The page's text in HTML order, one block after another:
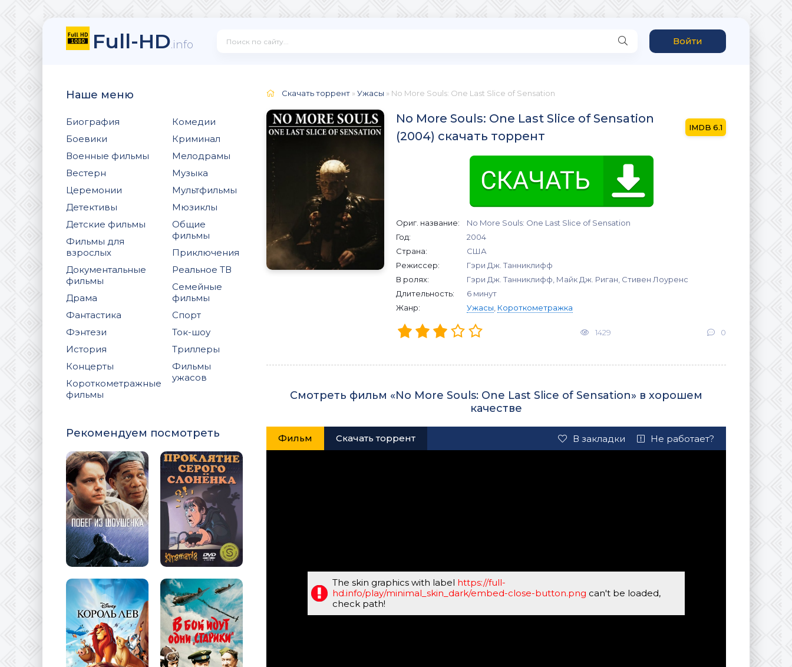
Full-HD.info Войти
Наше меню
Биография
Боевики
Военные фильмы
Вестерн
Церемонии
Детективы
Детские фильмы
Фильмы для
взрослых
Документальные
фильмы
Драма
Фантастика
Фэнтези
История
Концерты
Короткометражные
фильмы
Комедии
Криминал
Мелодрамы
Музыка
Мультфильмы
Мюзиклы
Общие
фильмы
Приключения
Реальное ТВ
Семейные
фильмы
Спорт
Ток-шоу
Триллеры
Фильмы
ужасов
Рекомендуем посмотреть
Скачать торрент »Ужасы » No More Souls: One Last Slice of Sensation
No More Souls: One Last Slice of Sensation
(2004) скачать торрент
6.1
Ориг. название:
No More Souls: One Last Slice of Sensation
Год:
2004
Страна:
США
Режиссер:
Гэри Дж. Танниклифф
В ролях:
Гэри Дж. Танниклифф, Майк Дж. Риган, Стивен Лоуренс
Длительность:
6 минут
Жанр:
Ужасы Короткометражка
1429 0
Смотреть фильм «No More Souls: One Last Slice of Sensation» в хорошем
качестве
Фильм Скачать торрент В закладки Не работает?
The skin graphics with label https://full-
hd.info/play/minimal_skin_dark/embed-close-button.png can't be loaded,
check path!